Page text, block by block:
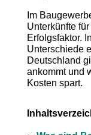
Im
Unterkünfte
Erfolgsfaktor.
Unterschiede
Deutschland
ankommt und
Kosten spart.